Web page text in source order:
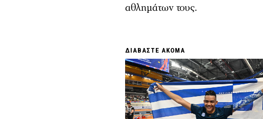
αθλημάτων τους.
ΔΙΑΒΑΣΤΕ ΑΚΟΜΑ